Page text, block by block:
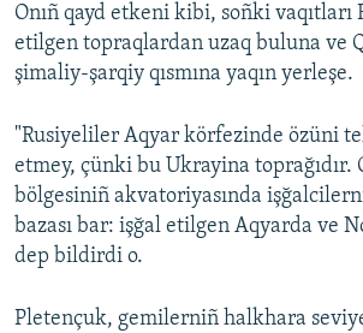
Русский
QOŞULIÑIZ!
Onıñ qayd etkeni kibi, soñki vaqıtları
etilgen topraqlardan uzaq buluna ve
şimaliy-şarqiy qısmına yaqın yerleşe.
"Rusiyeliler Aqyar körfezinde özüni
etmey, çünki bu Ukrayina toprağıdır.
bölgesiniñ akvatoriyasında
bazası bar: işğal etilgen Aqyarda ve
dep bildirdi o.
Pletençuk, gemilerniñ halkhara